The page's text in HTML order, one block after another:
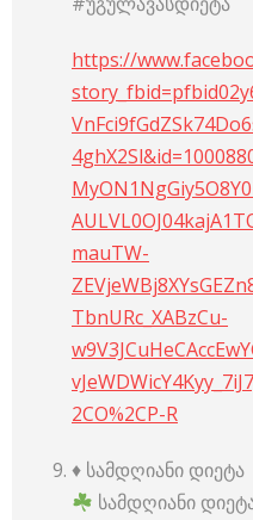
https://
mauTW-
TbnURc_XABzCu-
2CO%2CP-R
♦️ სამდღიანი დიეტა
სამდღიანი